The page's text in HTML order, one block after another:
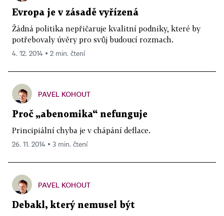
Evropa je v zásadě vyřízená
Žádná politika nepřičaruje kvalitní podniky, které by
potřebovaly úvěry pro svůj budoucí rozmach.
4. 12. 2014 ▪ 2 min. čtení
PAVEL KOHOUT
Proč „abenomika“ nefunguje
Principiální chyba je v chápání deflace.
26. 11. 2014 ▪ 3 min. čtení
PAVEL KOHOUT
Debakl, který nemusel být